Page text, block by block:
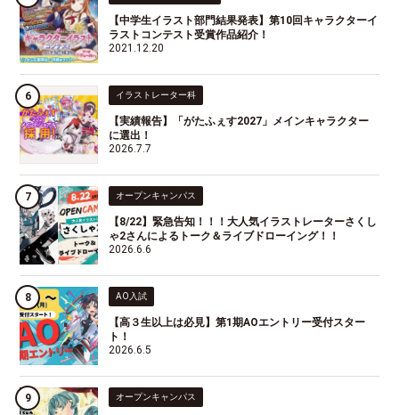
【中学生イラスト部門結果発表】第10回キャラクターイ
ラストコンテスト受賞作品紹介！
2021.12.20
イラストレーター科
【実績報告】「がたふぇす2027」メインキャラクター
に選出！
2026.7.7
オープンキャンパス
【8/22】緊急告知！！！大人気イラストレーターさくし
ゃ2さんによるトーク＆ライブドローイング！！
2026.6.6
AO入試
【高３生以上は必見】第1期AOエントリー受付スター
ト！
2026.6.5
オープンキャンパス